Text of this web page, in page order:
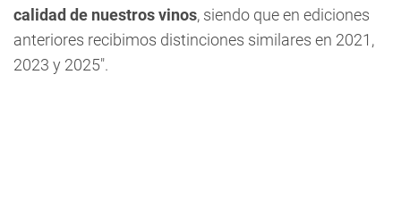
calidad de nuestros vinos, siendo que en ediciones
anteriores recibimos distinciones similares en 2021,
2023 y 2025".